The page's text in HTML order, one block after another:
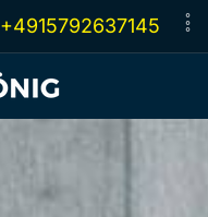
+4915792637145